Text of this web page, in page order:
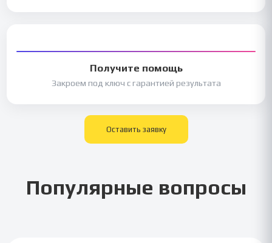
Получите помощь
Закроем под ключ с гарантией результата
Оставить заявку
Популярные вопросы